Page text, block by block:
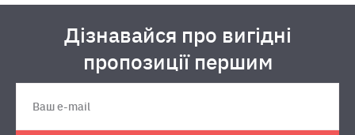
Дізнавайся про вигідні
пропозиції першим